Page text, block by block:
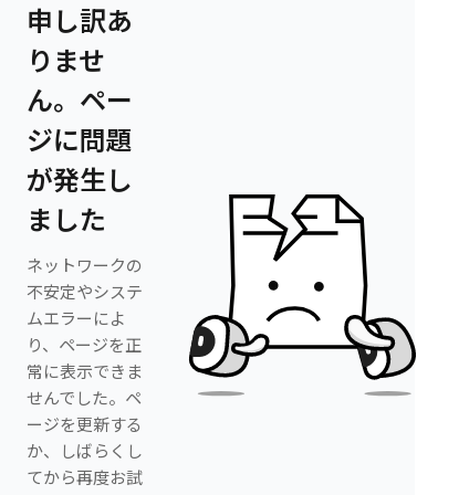
申し訳あ
りませ
ん。ペー
ジに問題
が発生し
ました
ネットワークの
不安定やシステ
ムエラーによ
り、ページを正
常に表示できま
せんでした。ペ
ージを更新する
か、しばらくし
てから再度お試